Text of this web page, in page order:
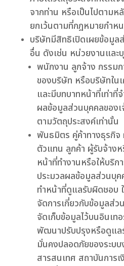
จากท่าน หรือเป็นไปตาม
ยกเว้นตามที่กฎหมายกำห
บริษัทมีสิทธิเปิดเผยข้อมูล
อื่น ดังเช่น หน่วยงานและ
พนักงาน ลูกจ้าง กรรม
ของบริษัท หรือบริษัทใน
และมีบทบาทหน้าที่เท่าที่
ผลข้อมูลส่วนบุคคลของ
ตามวัตถุประสงค์เท่านั้น
พันธมิตร คู่ค้าทางธุรกิจ
ตัวแทน ลูกค้า ผู้รับจ้าง
หน้าที่ทำงานหรือให้บริ
ประมวลผลข้อมูลส่วนบุ
ทำหน้าที่ดูแลรับผิดชอบ
จัดการเกี่ยวกับข้อมูลส่ว
จัดเก็บข้อมูลไว้บนอินเท
พัฒนาปรับปรุงหรือดูแล
มั่นคงปลอดภัยของระบบ
สารสนเทศ สถาบันการเ